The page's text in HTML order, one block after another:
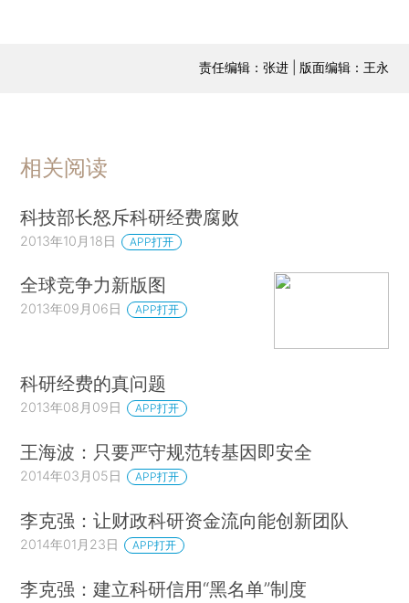
责任编辑：张进 | 版面编辑：王永
相关阅读
科技部长怒斥科研经费腐败
2013年10月18日 APP打开
全球竞争力新版图
2013年09月06日 APP打开
科研经费的真问题
2013年08月09日 APP打开
王海波：只要严守规范转基因即安全
2014年03月05日 APP打开
李克强：让财政科研资金流向能创新团队
2014年01月23日 APP打开
李克强：建立科研信用“黑名单”制度